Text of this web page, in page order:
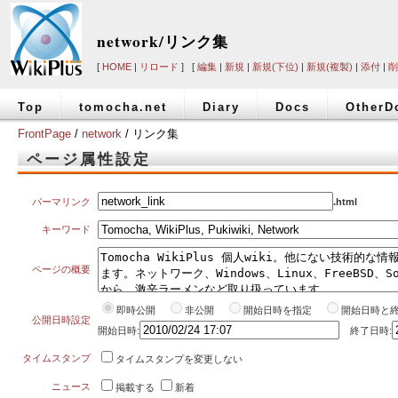
network/リンク集
[ HOME | リロード ] [ 編集 | 新規 | 新規(下位) | 新規(複製) | 添付 |
Top tomocha.net Diary Docs
FrontPage / network / リンク集
ページ属性設定
パーマリンク .html
キーワード
ページの概要
公開日時設定
即時公開 非公開 開始日時を指定
開始日時と
開始日時:
終了日時:
タイムスタンプ タイムスタンプを変更しない
ニュース 掲載する 新着